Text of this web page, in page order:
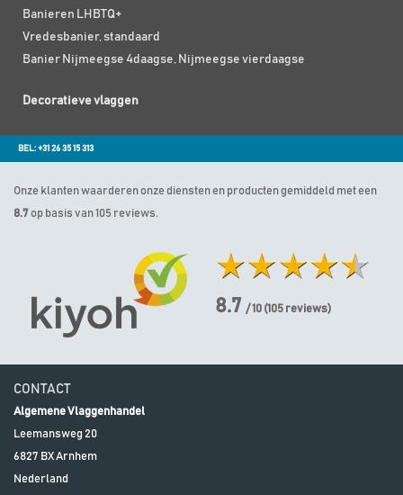
Banieren LHBTQ+
Vredesbanier, standaard
Banier Nijmeegse 4daagse, Nijmeegse vierdaagse
Decoratieve vlaggen
BEL: +31 26 35 15 313
Onze klanten waarderen onze diensten en producten gemiddeld met een
8.7 op basis van 105 reviews.
8.7 / 10 (105 reviews)
CONTACT
Algemene Vlaggenhandel
Leemansweg 20
6827 BXArnhem
Nederland